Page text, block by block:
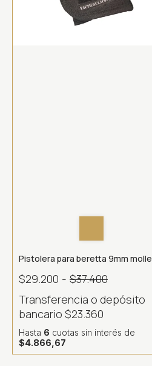
Pistolera para beretta 9mm molle
$29.200 - $37.400
Transferencia o depósito
bancario $23.360
Hasta 6 cuotas sin interés de
$4.866,67